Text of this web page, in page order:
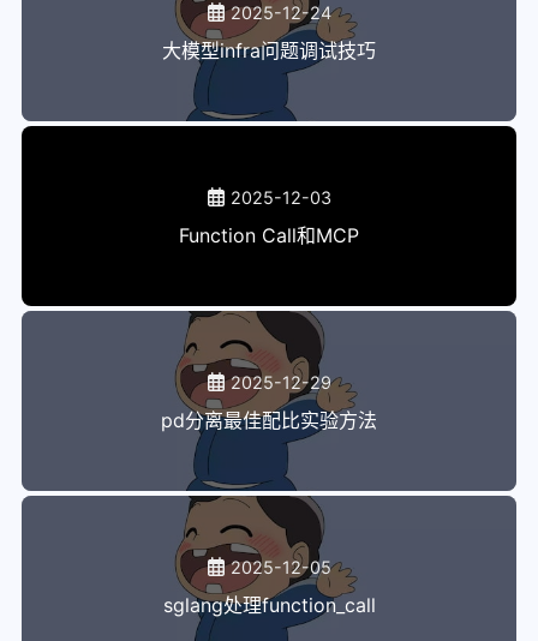
2025-12-24
大模型infra问题调试技巧
2025-12-03
Function Call和MCP
2025-12-29
pd分离最佳配比实验方法
2025-12-05
sglang处理function_call